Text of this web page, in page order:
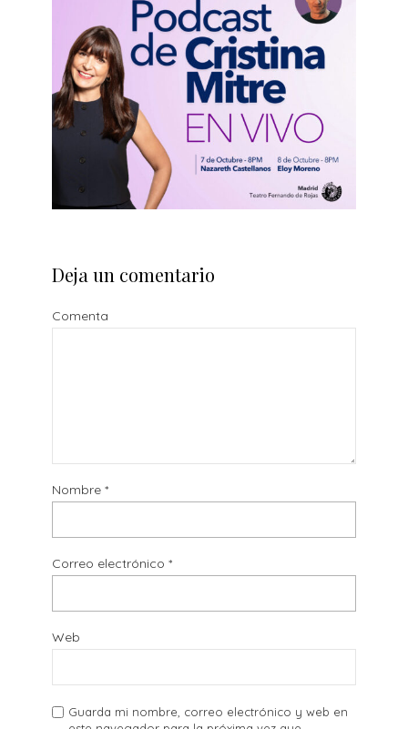
Deja un comentario
Comenta
Nombre *
Correo electrónico *
Web
Guarda mi nombre, correo electrónico y web en